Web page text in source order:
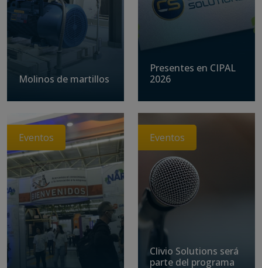
Molinos de martillos
Presentes en CIPAL
2026
Eventos Eventos
Clivio Solutions será
parte del programa